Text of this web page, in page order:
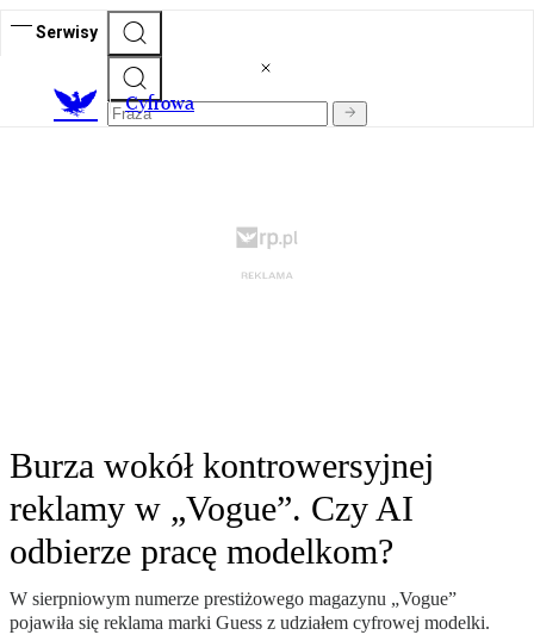
Serwisy
Cyfrowa
Burza wokół kontrowersyjnej
reklamy w „Vogue”. Czy AI
odbierze pracę modelkom?
W sierpniowym numerze prestiżowego magazynu „Vogue”
pojawiła się reklama marki Guess z udziałem cyfrowej modelki.